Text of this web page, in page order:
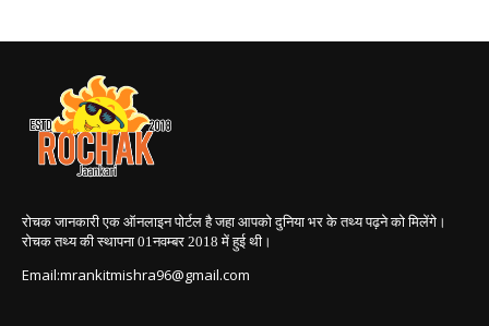
रोचक जानकारी एक ऑनलाइन पोर्टल है जहा आपको दुनिया भर के तथ्य पढ़ने को मिलेंगे।
रोचक तथ्य की स्थापना 01नवम्बर 2018में हुई थी।
Email:mrankitmishra96@gmail.com